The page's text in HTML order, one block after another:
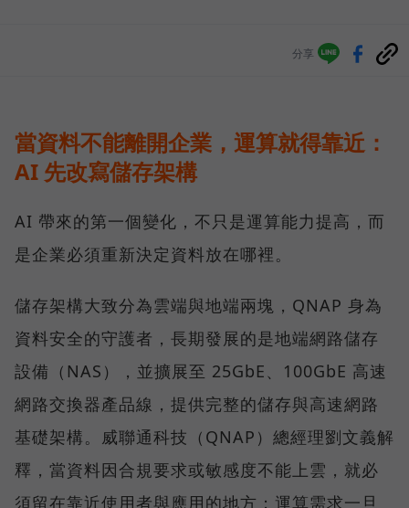
分享
當資料不能離開企業，運算就得靠近：
AI 先改寫儲存架構
AI 帶來的第一個變化，不只是運算能力提高，而
是企業必須重新決定資料放在哪裡。
儲存架構大致分為雲端與地端兩塊，QNAP 身為
資料安全的守護者，長期發展的是地端網路儲存
設備（NAS），並擴展至 25GbE、100GbE 高速
網路交換器產品線，提供完整的儲存與高速網路
基礎架構。威聯通科技（QNAP）總經理劉文義解
釋，當資料因合規要求或敏感度不能上雲，就必
須留在靠近使用者與應用的地方；運算需求一旦